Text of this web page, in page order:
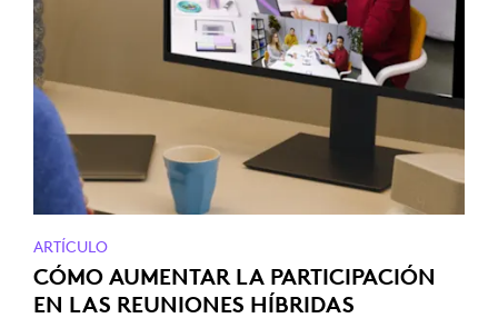
ARTÍCULO
CÓMO AUMENTAR LA PARTICIPACIÓN
EN LAS REUNIONES HÍBRIDAS